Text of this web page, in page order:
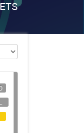
TECNOLÓGICO